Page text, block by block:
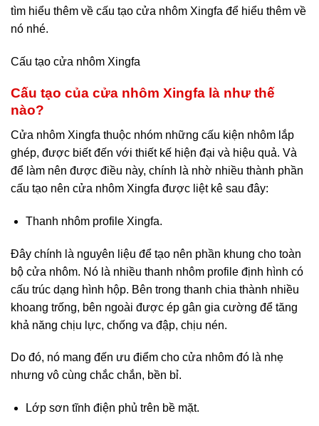
tìm hiểu thêm về cấu tạo cửa nhôm Xingfa để hiểu thêm về
nó nhé.
Cấu tạo cửa nhôm Xingfa
Cấu tạo của cửa nhôm Xingfa là như thế
nào?
Cửa nhôm Xingfa thuộc nhóm những cấu kiện nhôm lắp
ghép, được biết đến với thiết kế hiện đại và hiệu quả. Và
để làm nên được điều này, chính là nhờ nhiều thành phần
cấu tạo nên cửa nhôm Xingfa được liệt kê sau đây:
Thanh nhôm profile Xingfa.
Đây chính là nguyên liệu để tạo nên phần khung cho toàn
bộ cửa nhôm. Nó là nhiều thanh nhôm profile định hình có
cấu trúc dạng hình hộp. Bên trong thanh chia thành nhiều
khoang trống, bên ngoài được ép gân gia cường để tăng
khả năng chịu lực, chống va đập, chịu nén.
Do đó, nó mang đến ưu điểm cho cửa nhôm đó là nhẹ
nhưng vô cùng chắc chắn, bền bỉ.
Lớp sơn tĩnh điện phủ trên bề mặt.